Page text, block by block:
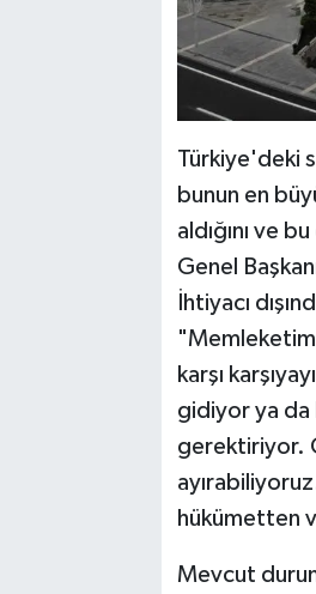
Türkiye'deki
bunun en
aldığını ve
Genel
İhtiyacı
karşı
gidiyor ya da
gerektiriyor.
hükümetten
Mevcut